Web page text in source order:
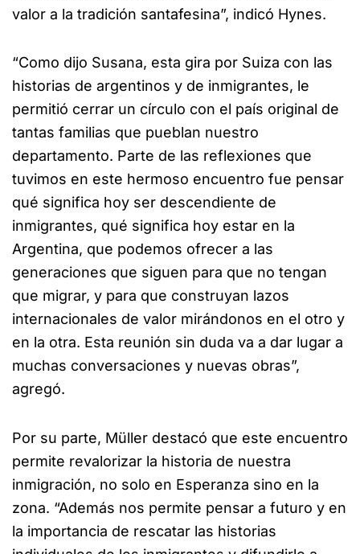
valor a la tradición santafesina”, indicó Hynes.
“Como dijo Susana, esta gira por Suiza con las
historias de argentinos y de inmigrantes, le
permitió cerrar un círculo con el país original de
tantas familias que pueblan nuestro
departamento. Parte de las reflexiones que
tuvimos en este hermoso encuentro fue pensar
qué significa hoy ser descendiente de
inmigrantes, qué significa hoy estar en la
Argentina, que podemos ofrecer a las
generaciones que siguen para que no tengan
que migrar, y para que construyan lazos
internacionales de valor mirándonos en el otro y
en la otra. Esta reunión sin duda va a dar lugar a
muchas conversaciones y nuevas obras”,
agregó.
Por su parte, Müller destacó que este encuentro
permite revalorizar la historia de nuestra
inmigración, no solo en Esperanza sino en la
zona. “Además nos permite pensar a futuro y en
la importancia de rescatar las historias